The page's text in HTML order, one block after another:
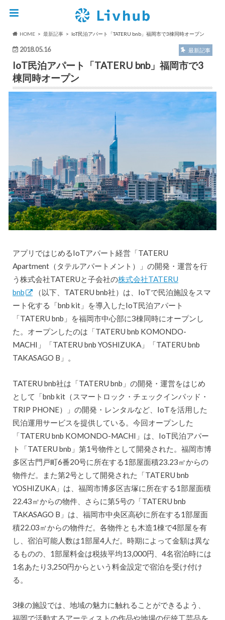
HOME 最新記事 IoT民泊アパート「TATERU bnb」福岡市で3棟同時オープン
2018.05.16 最新記事
IoT民泊アパート「TATERU bnb」福岡市で3
棟同時オープン
アプリではじめるIoTアパート経営「TATERU
Apartment（タテルアパートメント）」の開発・運営を行
う株式会社TATERUと子会社の株式会社TATERU
bnb
（以下、TATERU bnb社）は、IoTで民泊施設をスマ
ート化する「bnb kit」を導入したIoT民泊アパート
「TATERU bnb」を福岡市中心部に3棟同時にオープンし
た。オープンしたのは「TATERU bnb KOMONDO-
MACHI」「TATERU bnb YOSHIZUKA」「TATERU bnb
TAKASAGO B」。
TATERU bnb社は「TATERU bnb」の開発・運営をはじめ
として「bnb kit（スマートロック・チェックインパッド・
TRIP PHONE）」の開発・レンタルなど、IoTを活用した
民泊運用サービスを提供している。今回オープンした
「TATERU bnb KOMONDO-MACHI」は、IoT民泊アパー
ト「TATERU bnb」第1号物件として開発された。福岡市博
多区古門戸町6番20号に所在する1部屋面積23.23㎡からの
物件だ。また第2号として開発された「TATERU bnb
YOSHIZUKA」は、福岡市博多区吉塚に所在する1部屋面積
22.43㎡からの物件、さらに第5号の「TATERU bnb
TAKASAGO B」は、福岡市中央区高砂に所在する1部屋面
積22.03㎡からの物件だ。各物件とも木造1棟で4部屋を有
し、宿泊可能人数は1部屋4人だ。時期によって金額は異な
るものの、1部屋料金は税抜平均13,000円、4名宿泊時には
1名あたり3,250円からという料金設定で宿泊を受け付け
る。
3棟の施設では、地域の魅力に触れることができるよう、
福岡で活動するアーティストの作品や地場の伝統工芸品を